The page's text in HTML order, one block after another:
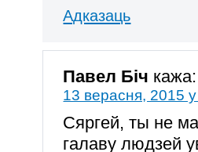
Адказаць
Павел Біч кажа:
13 верасня, 2015
Сяргей, ты не
галаву людзей